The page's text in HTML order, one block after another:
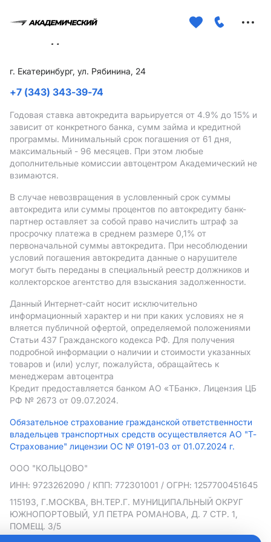
г. Екатеринбург, ул. Рябинина, 24
+7 (343) 343-39-74
Годовая ставка автокредита варьируется от 4.9% до 15% и
зависит от конкретного банка, сумм займа и кредитной
программы. Минимальный срок погашения от 61 дня,
максимальный - 96 месяцев. При этом любые
дополнительные комиссии автоцентром Академический не
взимаются.
В случае невозвращения в условленный срок суммы
автокредита или суммы процентов по автокредиту банк-
партнер оставляет за собой право начислить штраф за
просрочку платежа в среднем размере 0,1% от
первоначальной суммы автокредита. При несоблюдении
условий погашения автокредита данные о нарушителе
могут быть переданы в специальный реестр должников и
коллекторское агентство для взыскания задолженности.
Данный Интернет-сайт носит исключительно
информационный характер и ни при каких условиях не я
вляется публичной офертой, определяемой положениями
Статьи 437 Гражданского кодекса РФ. Для получения
подробной информации о наличии и стоимости указанных
товаров и (или) услуг, пожалуйста, обращайтесь к
менеджерам автоцентра
Кредит предоставляется банком АO «ТБанк». Лицензия ЦБ
РФ № 2673 от 09.07.2024.
Обязательное страхование гражданской ответственности
владельцев транспортных средств осуществляется АО "Т-
Страхование" лицензии ОС № 0191-03 от 01.07.2024 г.
ООО "КОЛЬЦОВО"
ИНН: 9723262090 / КПП: 772301001 / ОГРН: 1257700451645
115193, Г.МОСКВА, ВН.ТЕР.Г. МУНИЦИПАЛЬНЫЙ ОКРУГ
ЮЖНОПОРТОВЫЙ, УЛ ПЕТРА РОМАНОВА, Д. 7 СТР. 1,
ПОМЕЩ. 3/5